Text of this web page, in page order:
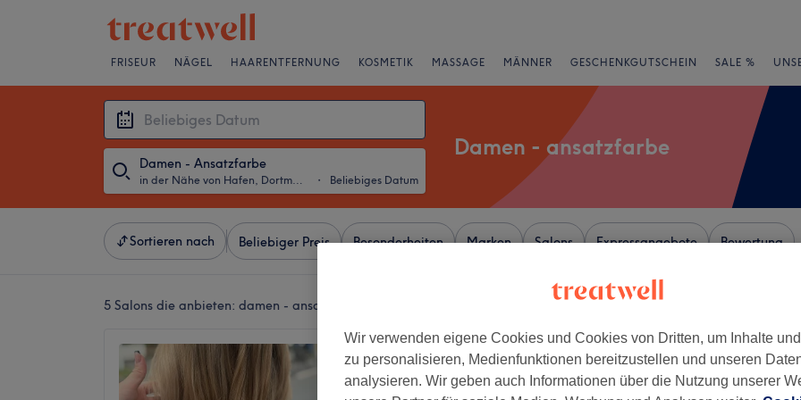
FRISEUR NÄGEL HAARENTFERNUNG KOSMETIK MASSAGE MÄNNER GESCHENKGUTSCHEIN SALE %
Damen - Ansatzfarbe
in der Nähe von Hafen, Dortmund ・ Beliebiges Datum
Damen - ansatzfarbe
Sortieren nach Beliebiger Preis Besonderheiten Marken Salons Expressangebote Bewertung
5 Salons die anbieten: damen - ansatzfarbe in der Nähe von Hafen, Dortmund
Friseursalon Medis
4,7
160 Bewertungen
+
−
Wir verwenden eigene Cookies und Cookies von Dritten, um Inhalte
zu personalisieren, Medienfunktionen bereitzustellen und unseren
analysieren. Wir geben auch Informationen über die Nutzung unserer